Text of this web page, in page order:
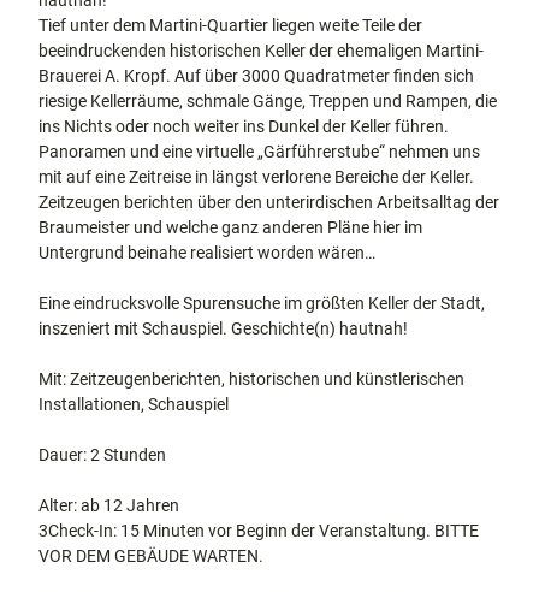
Theat
er und
Bühne
nkunst
Ausflugsziele
in der Region
Häufig
gestellte
Fragen
Tief unter dem Martini-Quartier liegen weite Teile der
beeindruckenden historischen Keller der ehemaligen Martini-
Brauerei A. Kropf. Auf über 3000 Quadratmeter finden sich
riesige Kellerräume, schmale Gänge, Treppen und Rampen, die
ins Nichts oder noch weiter ins Dunkel der Keller führen.
Panoramen und eine virtuelle „Gärführerstube“ nehmen uns
mit auf eine Zeitreise in längst verlorene Bereiche der Keller.
Zeitzeugen berichten über den unterirdischen Arbeitsalltag der
Braumeister und welche ganz anderen Pläne hier im
Untergrund beinahe realisiert worden wären…
Eine eindrucksvolle Spurensuche im größten Keller der Stadt,
inszeniert mit Schauspiel. Geschichte(n) hautnah!
Mit: Zeitzeugenberichten, historischen und künstlerischen
Installationen, Schauspiel
Dauer: 2 Stunden
Alter: ab 12 Jahren
3Check-In: 15 Minuten vor Beginn der Veranstaltung. BITTE
VOR DEM GEBÄUDE WARTEN.